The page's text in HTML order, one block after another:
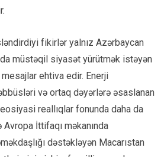
fikirlər yalnız Azərbaycan
müstəqil siyasət yürütmək istəyən
ehtiva edir. Enerji
və ortaq dəyərlərə əsaslanan
reallıqlar fonunda daha da
İttifaqı məkanında
dəstəkləyən Macarıstan